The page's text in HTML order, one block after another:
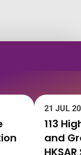
21 JUL
113
and